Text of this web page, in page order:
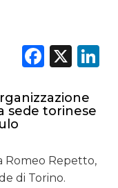
X
sede torinese
Romeo Repetto,
di Torino.